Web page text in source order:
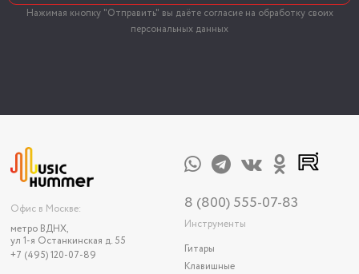
Нажимая кнопку "Отправить" вы даёте согласие на обработку своих
персональных данных
Офис в Москве:
метро ВДНХ,
ул 1-я Останкинская д. 55
+7 (495) 120-07-89
8 (800) 555-07-83
Инструменты
Гитары
Клавишные